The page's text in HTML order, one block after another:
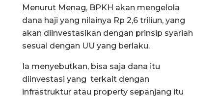
Menurut Menag, BPKH akan mengelola
dana haji yang nilainya Rp 2,6 triliun, yang
akan diinvestasikan dengan prinsip syariah
sesuai dengan UU yang berlaku.
Ia menyebutkan, bisa saja dana itu
diinvestasi yang terkait dengan
infrastruktur atau property sepanjang itu